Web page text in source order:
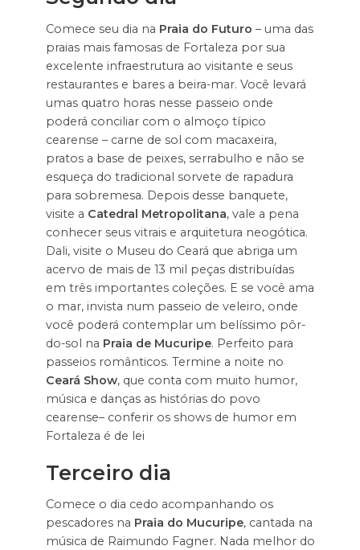
Comece seu dia na Praia do Futuro – uma das
praias mais famosas de Fortaleza por sua
excelente infraestrutura ao visitante e seus
restaurantes e bares a beira-mar. Você levará
umas quatro horas nesse passeio onde
poderá conciliar com o almoço típico
cearense – carne de sol com macaxeira,
pratos a base de peixes, serrabulho e não se
esqueça do tradicional sorvete de rapadura
para sobremesa. Depois desse banquete,
visite a Catedral Metropolitana, vale a pena
conhecer seus vitrais e arquitetura neogótica.
Dali, visite o Museu do Ceará que abriga um
acervo de mais de 13 mil peças distribuídas
em três importantes coleções. E se você ama
o mar, invista num passeio de veleiro, onde
você poderá contemplar um belíssimo pôr-
do-sol na Praia de Mucuripe. Perfeito para
passeios românticos. Termine a noite no
Ceará Show, que conta com muito humor,
música e danças as histórias do povo
cearense– conferir os shows de humor em
Fortaleza é de lei
Terceiro dia
Comece o dia cedo acompanhando os
pescadores na Praia do Mucuripe, cantada na
música de Raimundo Fagner. Nada melhor do